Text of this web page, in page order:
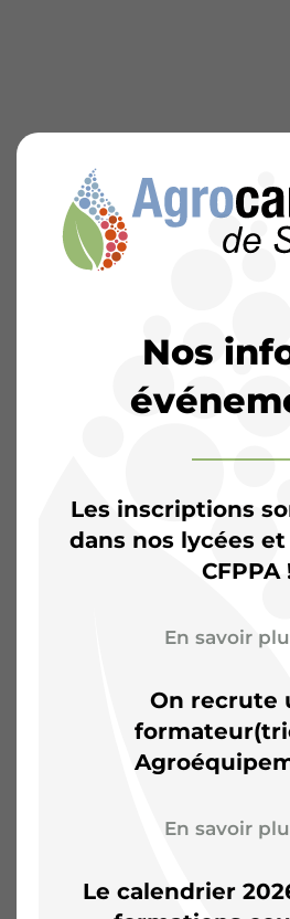
Saintonge :
salle de
Nos
Les inscriptions
dans nos lycées et
CFPPA
En savoir
On recrute
En savoir
Le calendrier